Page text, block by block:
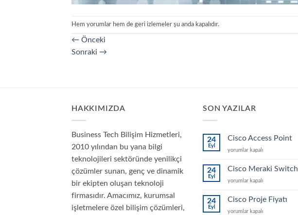
Hem yorumlar hem de geri izlemeler şu anda kapalıdır.
← Önceki
Sonraki →
HAKKIMIZDA
Business Tech Bilişim Hizmetleri,
2010 yılından bu yana bilgi
teknolojileri sektöründe yenilikçi
çözümler sunan, genç ve dinamik
bir ekipten oluşan teknoloji
firmasıdır. Amacımız, kurumsal
işletmelere özel bilişim çözümleri,
SON YAZILAR
24
Eyl
Cisco Access Point
Cisco
Point
yorumlar kapalı
24
Eyl
Cisco Meraki Switch
Cisco
Switch
yorumlar kapalı
24
Eyl
Cisco Proje Fiyatı
Cisco
yorumlar kapalı